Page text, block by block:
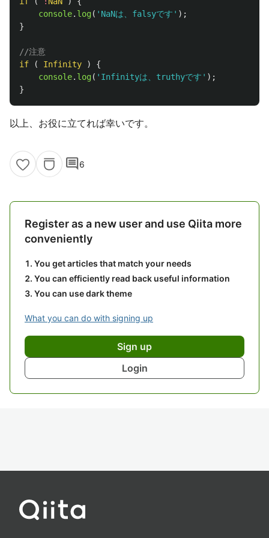
console. log( ' NaNは、falsyです ' );
}
//注意
if
( Infinity )
{
console. log( ' Infinityは、truthyです ' );
}
以上、お役に立てれば幸いです。
comment6
Register as a new user and use Qiita more
conveniently
You get articles that match your needs
You can efficiently read back useful information
You can use dark theme
What you can do with signing up
Sign up
Login